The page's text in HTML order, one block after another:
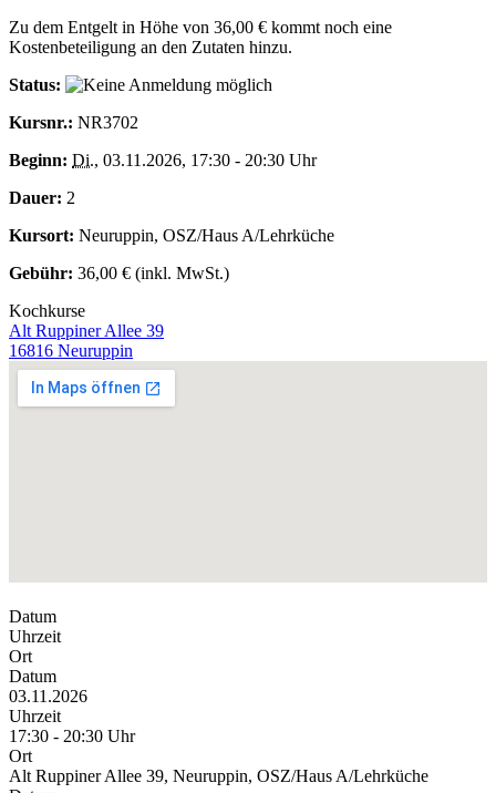
Zu dem Entgelt in Höhe von 36,00 € kommt noch eine
Kostenbeteiligung an den Zutaten hinzu.
Status:
Kursnr.: NR3702
Beginn: Di., 03.11.2026, 17:30 - 20:30 Uhr
Dauer: 2
Kursort: Neuruppin, OSZ/Haus A/Lehrküche
Gebühr: 36,00 € (inkl. MwSt.)
Kochkurse
Alt Ruppiner Allee 39
16816 Neuruppin
Datum
Uhrzeit
Ort
Datum
03.11.2026
Uhrzeit
17:30 - 20:30 Uhr
Ort
Alt Ruppiner Allee 39, Neuruppin, OSZ/Haus A/Lehrküche